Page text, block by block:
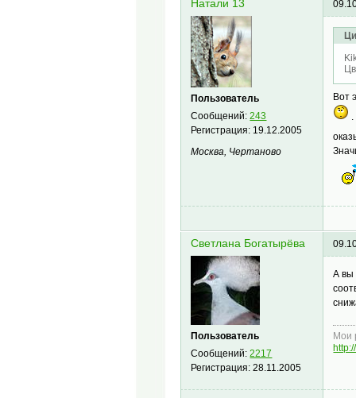
Натали 13
Пользователь
Сообщений:243
Регистрация: 19.12.2005
Москва, Чертаново
Вот
Светлана Богатырёва
Пользователь
Сообщений:2217
Регистрация:28.11.2005
А вы
Мои